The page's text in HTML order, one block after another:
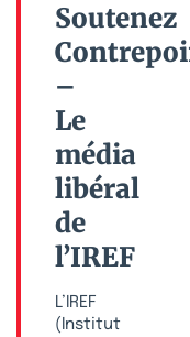
Soutenez
–
Le
média
libéral
de
l’IREF
L’IREF
(Institut